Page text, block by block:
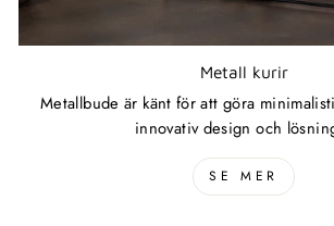
Metall kurir
Metallbude är känt för att göra
innovativ design och
SE MER